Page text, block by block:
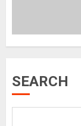
SEARCH
5